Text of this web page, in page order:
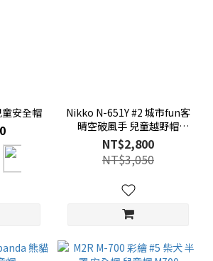
童安全帽
Nikko N-651Y #2 城市fun客
晴空破風手 兒童越野帽
N651Y
NT$2,800
NT$3,050